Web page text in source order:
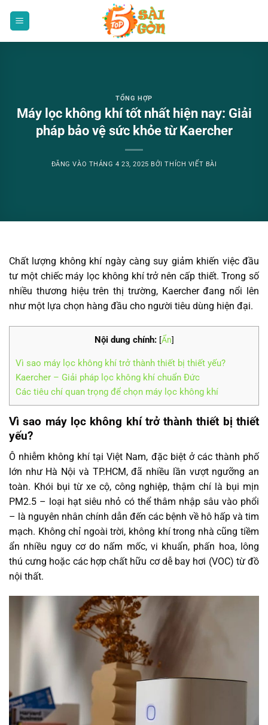
TỔNG HỢP
Máy lọc không khí tốt nhất hiện nay: Giải
pháp bảo vệ sức khỏe từ Kaercher
ĐĂNG VÀO THÁNG 4 23, 2025 BỞITHÍCH VIẾT BÀI
Chất lượng không khí ngày càng suy giảm khiến việc đầu
tư một chiếc máy lọc không khí trở nên cấp thiết. Trong số
nhiều thương hiệu trên thị trường, Kaercher đang nổi lên
như một lựa chọn hàng đầu cho người tiêu dùng hiện đại.
Nội dung chính: [Ẩn]
Vì sao máy lọc không khí trở thành thiết bị thiết yếu?
Kaercher – Giải pháp lọc không khí chuẩn Đức
Các tiêu chí quan trọng để chọn máy lọc không khí
Vì sao máy lọc không khí trở thành thiết bị thiết
yếu?
Ô nhiễm không khí tại Việt Nam, đặc biệt ở các thành phố
lớn như Hà Nội và TP.HCM, đã nhiều lần vượt ngưỡng an
toàn. Khói bụi từ xe cộ, công nghiệp, thậm chí là bụi mịn
PM2.5 – loại hạt siêu nhỏ có thể thâm nhập sâu vào phổi
– là nguyên nhân chính dẫn đến các bệnh về hô hấp và tim
mạch. Không chỉ ngoài trời, không khí trong nhà cũng tiềm
ẩn nhiều nguy cơ do nấm mốc, vi khuẩn, phấn hoa, lông
thú cưng hoặc các hợp chất hữu cơ dễ bay hơi (VOC) từ đồ
nội thất.